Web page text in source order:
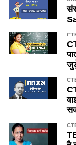
Animals
संस्कृत
धेनुः / गौः
अजा
मेषः / एड़का
अश्वः / हयः / घोटकः
गर्दभः / खरः
[6]संस्कृतभाषायामेव
सन्ति येषां महत्त्वमद्यापि
[7]जीवनस्य
[9]प्रसारश्च सवैरेव
अधुनाऽपि
[11]संस्कृतभाषैव